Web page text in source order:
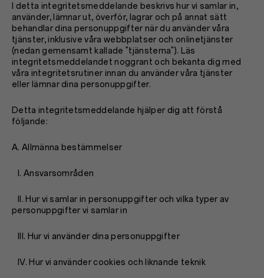
I detta integritetsmeddelande beskrivs hur vi samlar in,
använder, lämnar ut, överför, lagrar och på annat sätt
behandlar dina personuppgifter när du använder våra
tjänster, inklusive våra webbplatser och onlinetjänster
(nedan gemensamt kallade "tjänsterna"). Läs
integritetsmeddelandet noggrant och bekanta dig med
våra integritetsrutiner innan du använder våra tjänster
eller lämnar dina personuppgifter.
Detta integritetsmeddelande hjälper dig att förstå
följande:
A. Allmänna bestämmelser
I. Ansvarsområden
II. Hur vi samlar in personuppgifter och vilka typer av
personuppgifter vi samlar in
III. Hur vi använder dina personuppgifter
IV. Hur vi använder cookies och liknande teknik